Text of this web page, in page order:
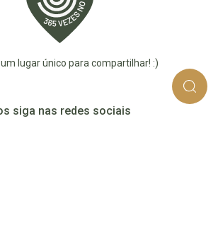
lugar único para compartilhar! :)
siga nas redes sociais